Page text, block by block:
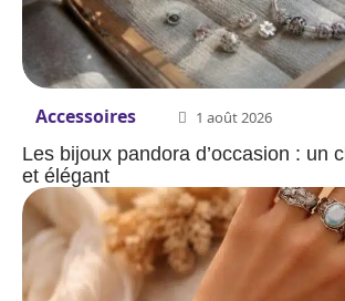
Accessoires 1 août 2026
Les bijoux pandora d’occasion : un
et élégant